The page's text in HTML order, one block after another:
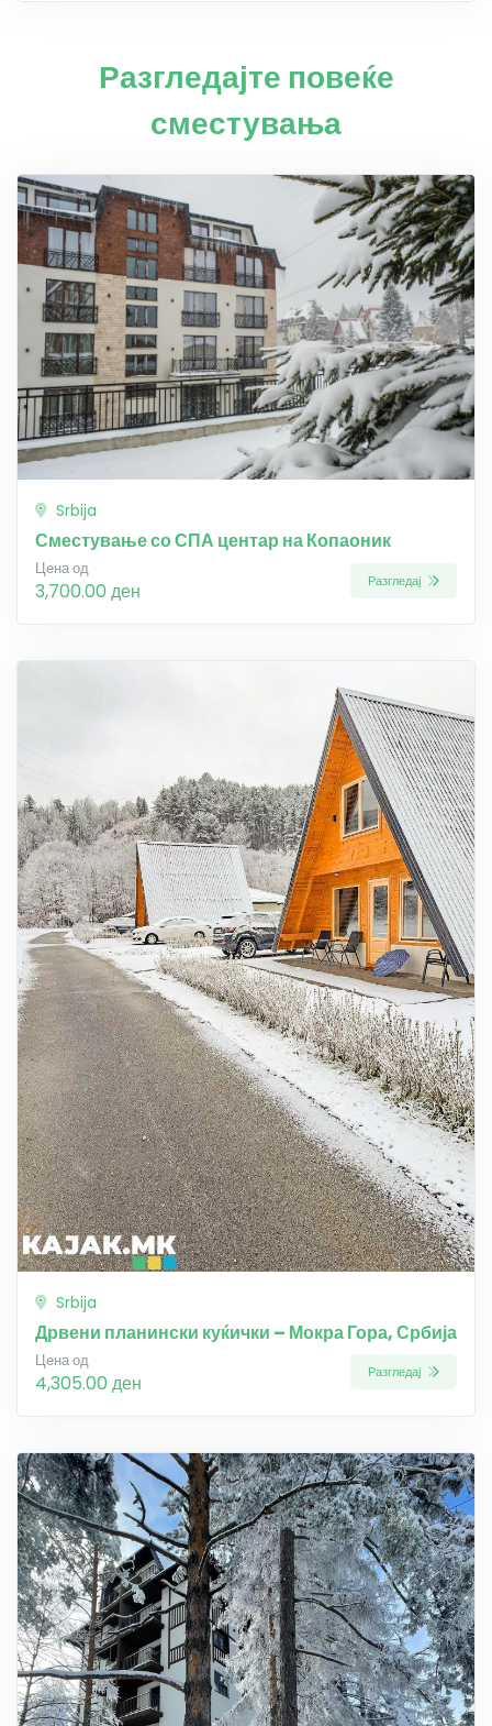
Разгледајте повеќе
сместувања
Srbija
Сместување со СПА центар на Копаоник
Цена од
3,700.00 ден Разгледај
Srbija
Дрвени планински куќички – Мокра Гора, Србија
Цена од
4,305.00 ден Разгледај